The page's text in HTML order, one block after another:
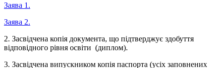
Заява 1.
Заява 2.
2. Засвідчена копія документа, що підтверджує здобуття
відповідного рівня освіти (диплом).
3. Засвідчена випускником копія паспорта (усіх заповнених